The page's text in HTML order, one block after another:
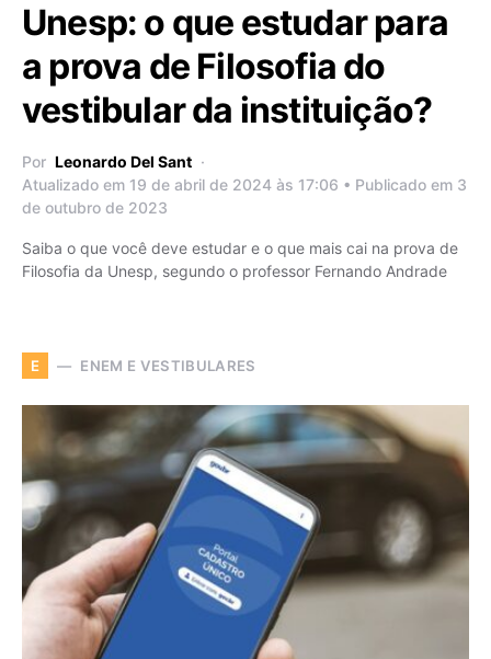
Unesp: o que estudar para
a prova de Filosofia do
vestibular da instituição?
Por Leonardo Del Sant
Atualizado em 19 de abril de 2024 às 17:06 • Publicado em 3
de outubro de 2023
Saiba o que você deve estudar e o que mais cai na prova de
Filosofia da Unesp, segundo o professor Fernando Andrade
E ENEM E VESTIBULARES